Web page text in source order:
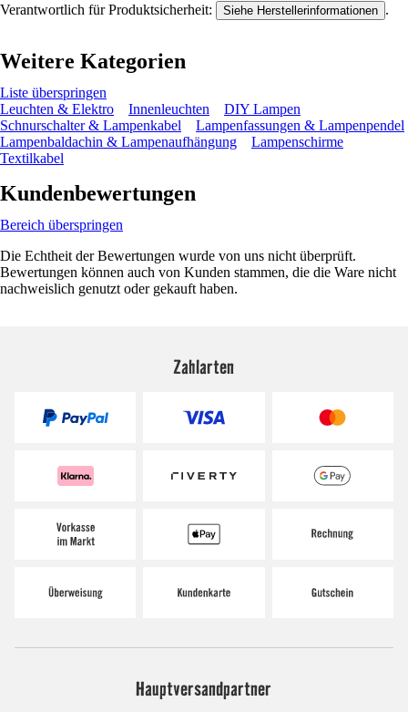
Verantwortlich für Produktsicherheit: Siehe Herstellerinformationen .
Weitere Kategorien
Liste überspringen
Leuchten & Elektro
Innenleuchten
DIY Lampen
Schnurschalter & Lampenkabel
Lampenfassungen & Lampenpendel
Lampenbaldachin & Lampenaufhängung
Lampenschirme
Textilkabel
Kundenbewertungen
Bereich überspringen
Die Echtheit der Bewertungen wurde von uns nicht überprüft.
Bewertungen können auch von Kunden stammen, die die Ware nicht
nachweislich genutzt oder gekauft haben.
Zahlarten
Hauptversandpartner